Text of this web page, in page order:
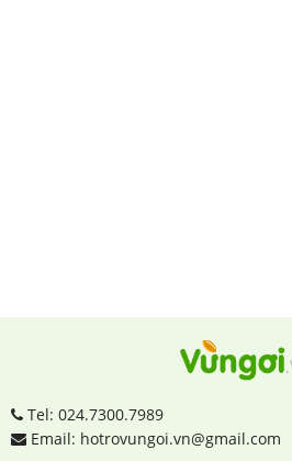
Tel: 024.7300.7989
Email: hotrovungoi.vn@gmail.com